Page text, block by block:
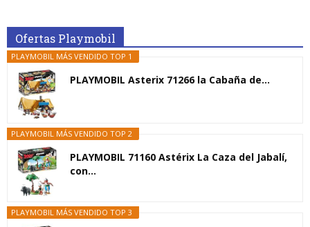
Ofertas Playmobil
PLAYMOBIL MÁS VENDIDO TOP 1
PLAYMOBIL Asterix 71266 la Cabaña de...
PLAYMOBIL MÁS VENDIDO TOP 2
PLAYMOBIL 71160 Astérix La Caza del Jabalí,
con...
PLAYMOBIL MÁS VENDIDO TOP 3